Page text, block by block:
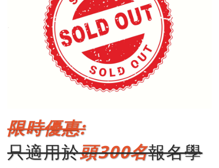
限時優惠:
只適用於頭300名報名學